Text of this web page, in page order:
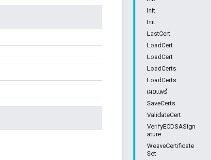
Init
Init
LastCert
LoadCert
LoadCert
LoadCerts
LoadCerts
เผยแพร่
SaveCerts
ValidateCert
VerifyECDSASign
ature
WeaveCertificate
Set